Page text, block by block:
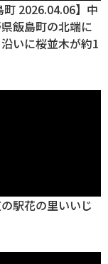
町 2026.04.06】中
飯島町の北端に
いに桜並木が約1
駅花の里いいじ